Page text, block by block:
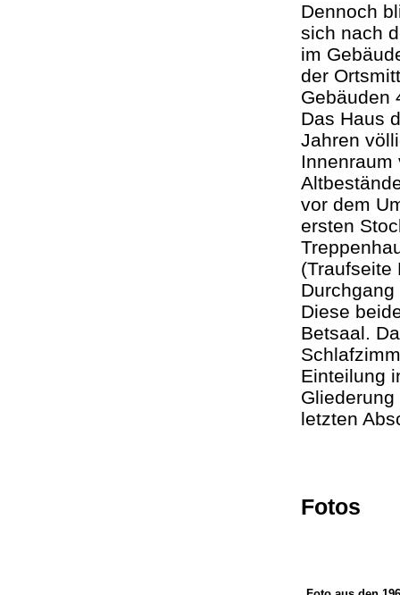
Dennoch
sich nach
im
der
Gebäuden
Das Haus
Jahren
vor dem
ersten
(Traufseite
Diese
Betsaal.
Einteilung
letzten
Fotos